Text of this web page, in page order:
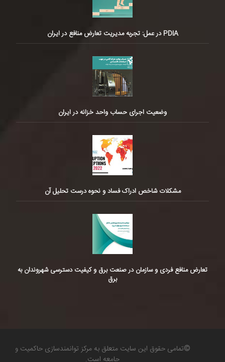
PDIA در عمل: تجربه مدیریت تعارض منافع در ایران
وضعیت اجرای حساب واحد خزانه در ایران
مشکلات شاخص ادراک فساد و نحوه درست تحلیل آن
تعارض منافع فردی و سازمان در صنعت برق و کیفیت دسترسی شهروندان به
برق
©تمامی حقوق این سایت متعلق به مرکز توانمندسازی حاکمیت و